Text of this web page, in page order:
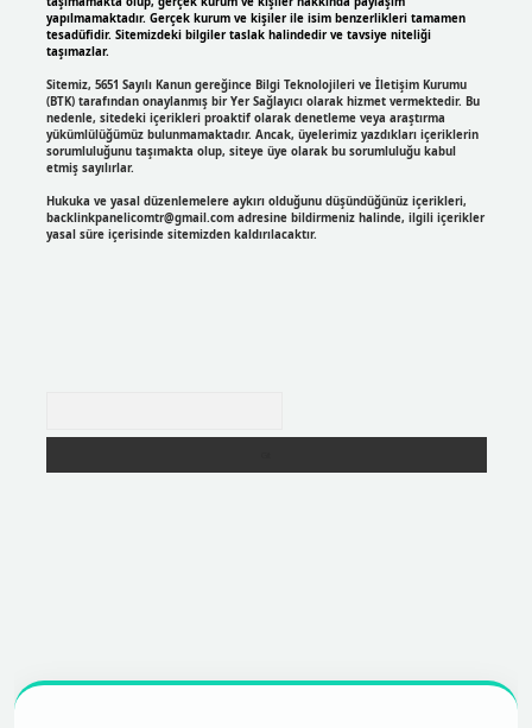
yapılmamaktadır. Gerçek kurum ve kişiler ile isim benzerlikleri tamamen
tesadüfidir. Sitemizdeki bilgiler taslak halindedir ve tavsiye niteliği
taşımazlar.
Sitemiz, 5651 Sayılı Kanun gereğince Bilgi Teknolojileri ve İletişim Kurumu
(BTK) tarafından onaylanmış bir Yer Sağlayıcı olarak hizmet vermektedir. Bu
nedenle, sitedeki içerikleri proaktif olarak denetleme veya araştırma
yükümlülüğümüz bulunmamaktadır. Ancak, üyelerimiz yazdıkları içeriklerin
sorumluluğunu taşımakta olup, siteye üye olarak bu sorumluluğu kabul
etmiş sayılırlar.
Hukuka ve yasal düzenlemelere aykırı olduğunu düşündüğünüz içerikleri,
backlinkpanelicomtr@gmail.comadresine bildirmeniz halinde, ilgili içerikler
yasal süre içerisinde sitemizden kaldırılacaktır.